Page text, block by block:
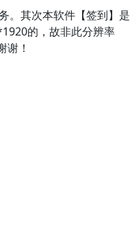
。其次本软件【签到】是
的，故非此分辨率
谢！